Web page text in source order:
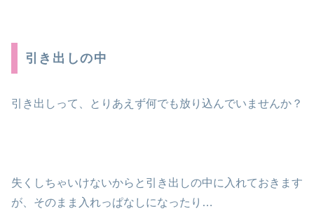
引き出しの中
引き出しって、とりあえず何でも放り込んでいませんか？
失くしちゃいけないからと引き出しの中に入れておきます
が、そのまま入れっぱなしになったり…